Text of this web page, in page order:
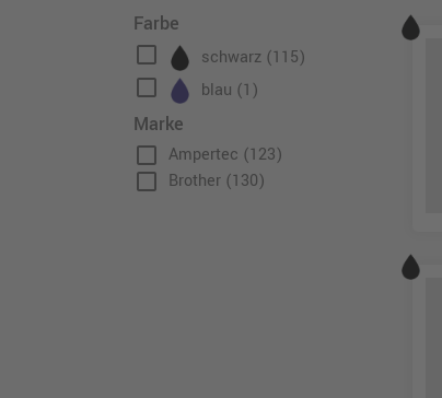
Farbe
check_box_outline_blank schwarz (115)
check_box_outline_blank blau (1)
Marke
check_box_outline_blank Ampertec (123)
check_box_outline_blank Brother (130)